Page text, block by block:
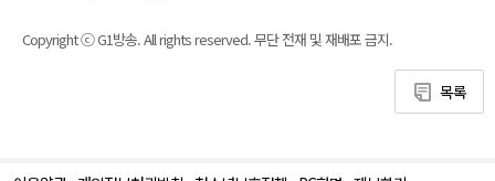
Copyright ⓒ G1방송. All rights reserved. 무단 전재 및 재배포 금지.
목록